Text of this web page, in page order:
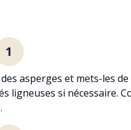
1
asperges et mets-les
ligneuses si nécessaire.